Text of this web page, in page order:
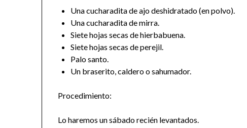
Una cucharadita de ajo deshidratado (en polvo).
Una cucharadita de mirra.
Siete hojas secas de hierbabuena.
Siete hojas secas de perejil.
Palo santo.
Un braserito, caldero o sahumador.
Procedimiento:
Lo haremos un sábado recién levantados.